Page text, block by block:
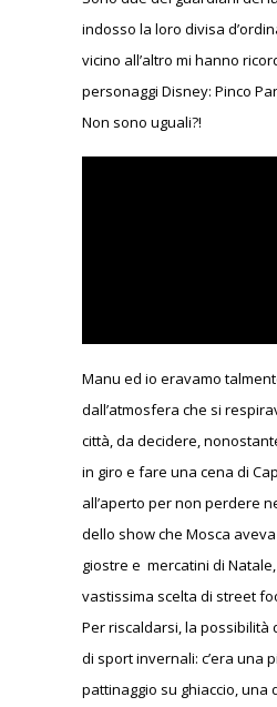
indosso la loro divisa
vicino all’altro mi hanno
personaggi Disney: Pinco
Non sono uguali?!
Manu ed io eravamo
dall’atmosfera che si
città, da decidere,
in giro e fare una cena di
all’aperto per non perdere
dello show che Mosca
giostre e mercatini di Natale,
vastissima scelta di street
Per riscaldarsi, la possibilità
di sport invernali: c’era una
pattinaggio su ghiaccio, una